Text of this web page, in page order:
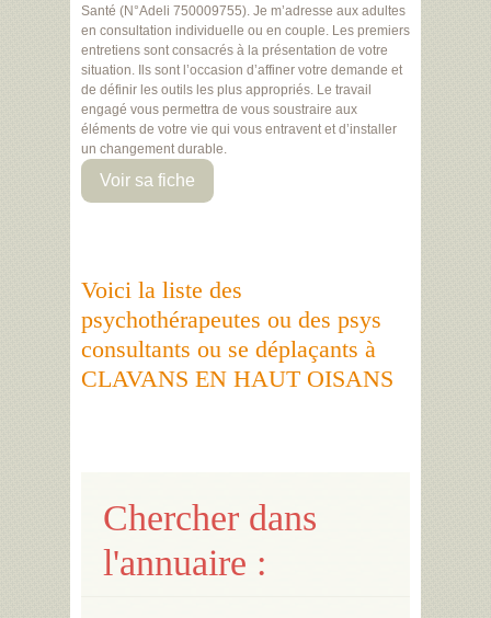
Santé (N°Adeli 750009755). Je m’adresse aux adultes
en consultation individuelle ou en couple. Les premiers
entretiens sont consacrés à la présentation de votre
situation. Ils sont l’occasion d’affiner votre demande et
de définir les outils les plus appropriés. Le travail
engagé vous permettra de vous soustraire aux
éléments de votre vie qui vous entravent et d’installer
un changement durable.
Voir sa fiche
Voici la liste des
psychothérapeutes ou des psys
consultants ou se déplaçants à
CLAVANS EN HAUT OISANS
Chercher dans
l'annuaire :